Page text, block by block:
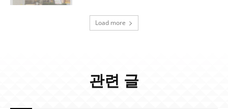
Load more
관련 글